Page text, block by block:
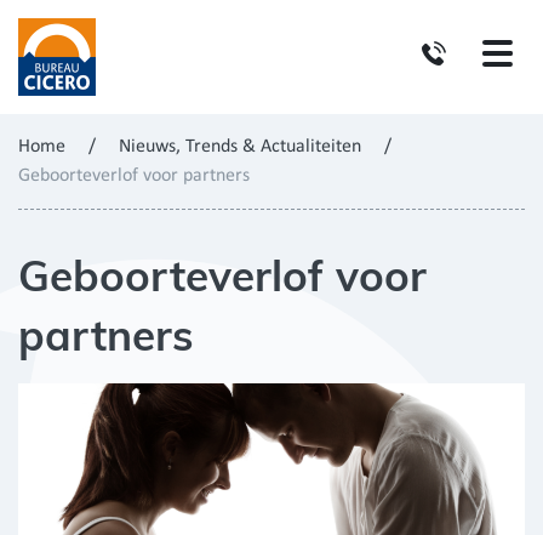
Home / Nieuws, Trends & Actualiteiten
/
Geboorteverlof voor partners
Geboorteverlof voor
partners